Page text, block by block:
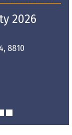
2026
8810